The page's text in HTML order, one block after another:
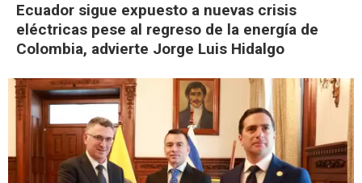
Ecuador sigue expuesto a nuevas crisis
eléctricas pese al regreso de la energía de
Colombia, advierte Jorge Luis Hidalgo